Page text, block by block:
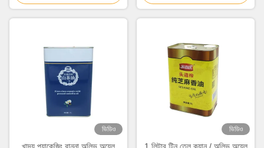
ভিডিও ভিডিও